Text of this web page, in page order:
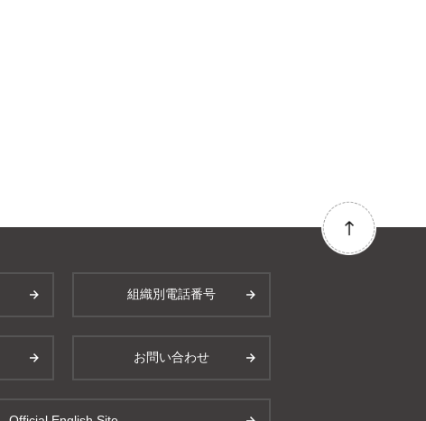
組織別電話番号
お問い合わせ